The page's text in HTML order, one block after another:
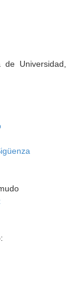
Universidad,